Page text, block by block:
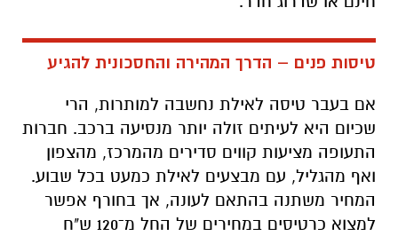
טיסות פנים – הדרך המהירה והחסכונית להגיע
אם בעבר טיסה לאילת נחשבה למותרות, הרי
שכיום היא לעיתים זולה יותר מנסיעה ברכב. חברות
התעופה מציעות קווים סדירים מהמרכז, מהצפון
ואף מהגליל, עם מבצעים לאילת כמעט בכל שבוע.
המחיר משתנה בהתאם לעונה, אך בחורף אפשר
למצוא כרטיסים במחירים של החל מ־120 ש"ח